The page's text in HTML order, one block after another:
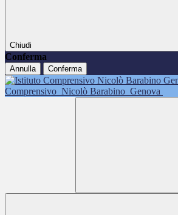
Chiudi
Conferma
Annulla Conferma
Comprensivo Nicolò Barabino Genova